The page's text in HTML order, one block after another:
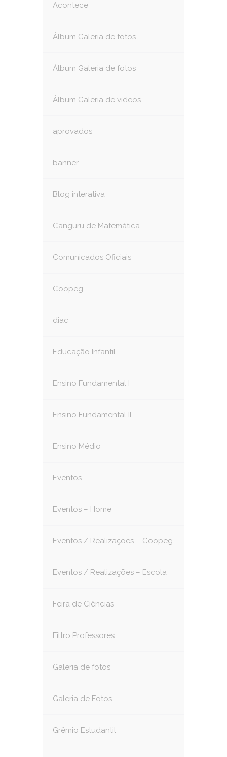
Acontece
Álbum Galeria de fotos
Álbum Galeria de fotos
Álbum Galeria de vídeos
aprovados
banner
Blog interativa
Canguru de Matemática
Comunicados Oficiais
Coopeg
diac
Educação Infantil
Ensino Fundamental I
Ensino Fundamental II
Ensino Médio
Eventos
Eventos – Home
Eventos / Realizações – Coopeg
Eventos / Realizações – Escola
Feira de Ciências
Filtro Professores
Galeria de fotos
Galeria de Fotos
Grêmio Estudantil